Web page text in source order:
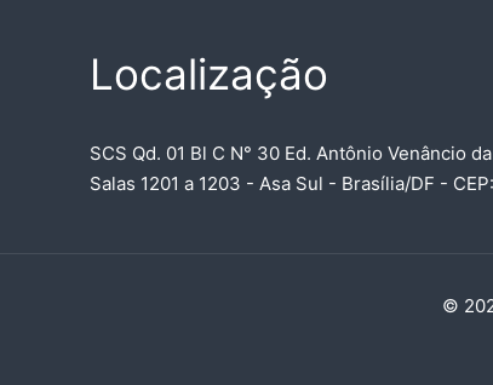
Localização
SCS Qd. 01 Bl C N° 30 Ed. Antônio Venâncio
Salas 1201 a 1203 - Asa Sul - Brasília/DF -
©